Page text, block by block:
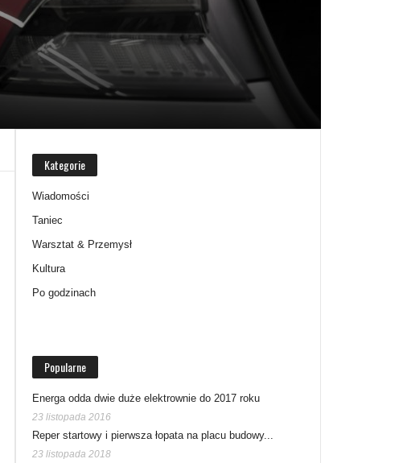
Kategorie
Wiadomości
Taniec
Warsztat & Przemysł
Kultura
Po godzinach
Popularne
Energa odda dwie duże elektrownie do 2017 roku
23 listopada 2016
Reper startowy i pierwsza łopata na placu budowy...
23 listopada 2018